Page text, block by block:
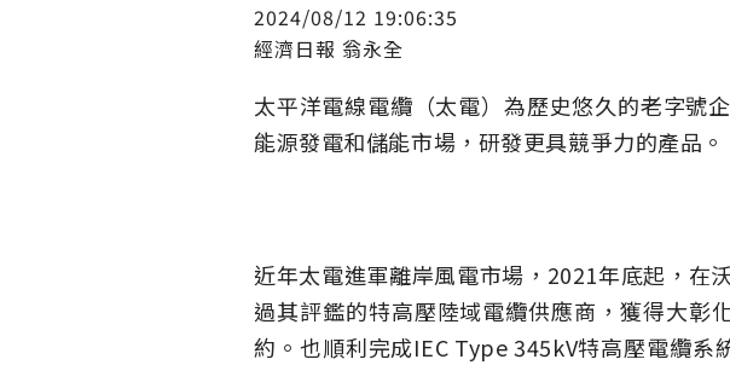
2024/08/12 19:06:35
經濟日報 翁永全
太平洋電線電纜（太電）為歷史悠久的老字號
能源發電和儲能市場，研發更具競爭力的產品。
近年太電進軍離岸風電市場，2021年底起，
過其評鑑的特高壓陸域電纜供應商，獲得大彰
約。也順利完成IEC Type 345kV特高壓電纜